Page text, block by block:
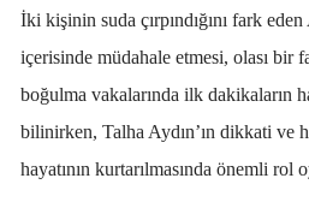
İki kişinin suda çırpındığını fark eden
içerisinde müdahale etmesi, olası bir
boğulma vakalarında ilk dakikaların
bilinirken, Talha Aydın’ın dikkati ve
hayatının kurtarılmasında önemli rol